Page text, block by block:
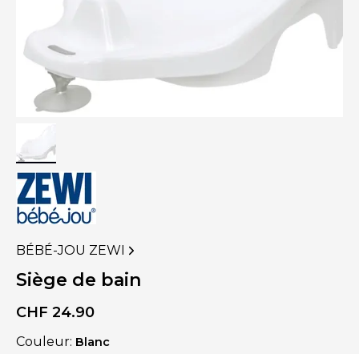
VOIR
PLUS
DE
DE
BÉBÉ-JOU ZEWI
Siège de bain
CHF 24.90
Couleur: Blanc